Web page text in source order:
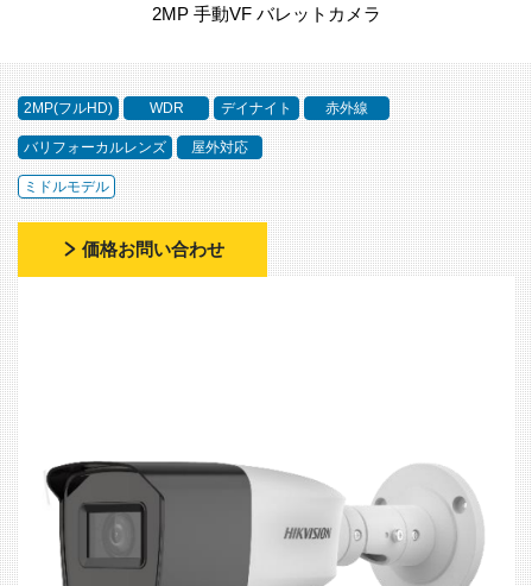
2MP 手動VF バレットカメラ
2MP(フルHD) WDR デイナイト 赤外線
バリフォーカルレンズ 屋外対応
ミドルモデル
価格お問い合わせ